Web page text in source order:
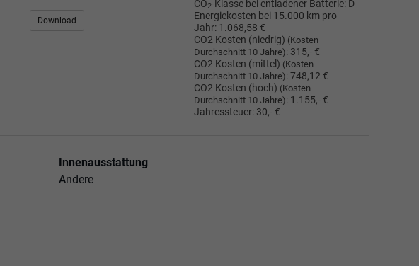
CO2-Klasse bei entladener Batterie: D
Download
Energiekosten bei 15.000 km pro
Jahr: 1.068,58 €
CO2 Kosten (niedrig) (Kosten
Durchschnitt 10 Jahre): 315,- €
CO2 Kosten (mittel) (Kosten
Durchschnitt 10 Jahre):748,12 €
CO2 Kosten (hoch) (Kosten
Durchschnitt 10 Jahre): 1.155,- €
Jahressteuer: 30,- €
Innenausstattung
Andere